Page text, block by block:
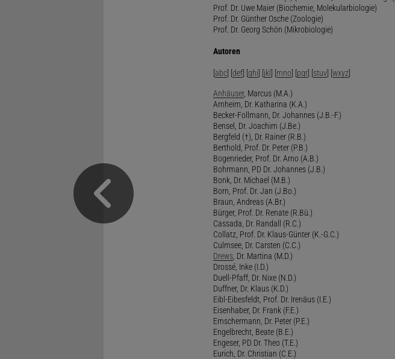
Prof. Dr. Uwe Maier (Biochemie, Molekularbiologie)
Prof. Dr. Günther Osche (Zoologie)
Prof. Dr. Georg Schön (Mikrobiologie)
Autoren
[abc] [def] [ghi] [jkl] [mno] [pqr] [stuv] [wxyz]
Anhäuser, Marcus (M.A.)
Arnheim, Dr. Katharina (K.A.)
Becker-Follmann, Dr. Johannes (J.B.-F.)
Bensel, Dr. Joachim (J.Be.)
Bergfeld (†), Dr. Rainer (R.B.)
Berthold, Prof. Dr. Peter (P.B.)
Bogenrieder, Prof. Dr. Arno (A.B.)
Bohrmann, PD Dr. Johannes (J.B.)
Bonk, Dr. Michael (M.B.)
Born, Prof. Dr. Jan (J.Bo.)
Braun, Andreas (A.Br.)
Bürger, Prof. Dr. Renate (R.Bü.)
Cassada, Dr. Randall (R.C.)
Collatz, Prof. Dr. Klaus-Günter (K.-G.C.)
Culmsee, Dr. Carsten (C.C.)
Drews, Dr. Martina (M.D.)
Drossé, Inke (I.D.)
Duell-Pfaff, Dr. Nixe (N.D.)
Duffner, Dr. Klaus (K.D.)
Eibl-Eibesfeldt, Prof. Dr. Irenäus (I.E.)
Eisenhaber, Dr. Frank (F.E.)
Emschermann, Dr. Peter (P.E.)
Engelbrecht, Beate (B.E.)
Engeser, PD Dr. Theo (T.E.)
Eurich, Dr. Christian (C.E.)